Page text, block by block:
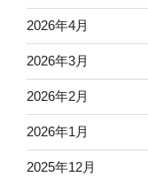
2026年4月
2026年3月
2026年2月
2026年1月
2025年12月